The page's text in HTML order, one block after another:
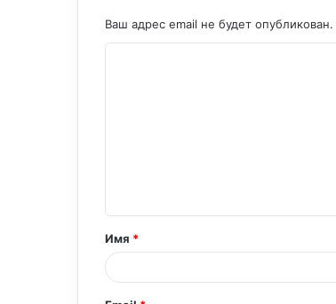
Ваш адрес email не будет опубликован.
т
а
Имя *